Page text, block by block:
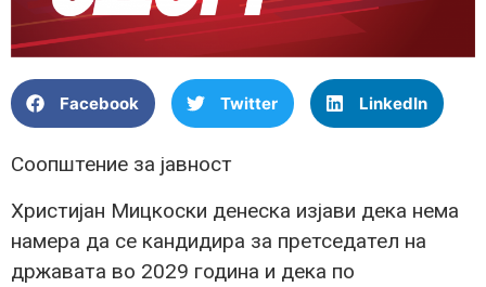
Facebook Twitter LinkedIn
Соопштение за јавност
Христијан Мицкоски денеска изјави дека нема
намера да се кандидира за претседател на
државата во 2029 година и дека по